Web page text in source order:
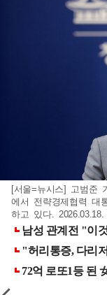
[서울=뉴시스] 고범준
에서 전략경제협력 대
하고 있다. 2026.03.18.